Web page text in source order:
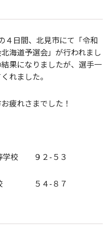
４日間、北見市にて「令和
海道予選会」が行われまし
果になりましたが、選手一
れました。
疲れさまでした！
学校 ９２-５３
校 ５４-８７